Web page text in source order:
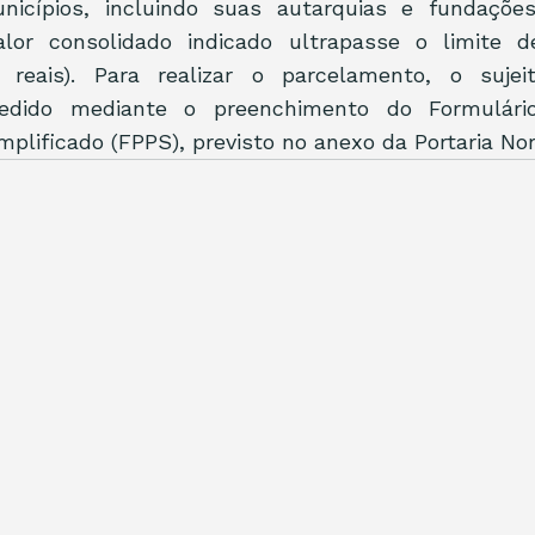
incluindo suas autarquias e
consolidado indicado ultrapasse o limite
reais). Para realizar o parcelamento, o
mediante o preenchimento do
(FPPS), previsto no anexo da Portaria